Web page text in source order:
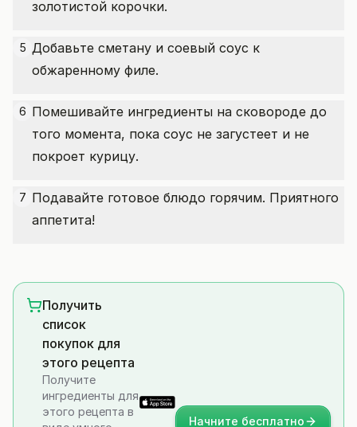
золотистой корочки.
5 Добавьте сметану и соевый соус к
обжаренному филе.
6 Помешивайте ингредиенты на сковороде до
того момента, пока соус не загустеет и не
покроет курицу.
7 Подавайте готовое блюдо горячим. Приятного
аппетита!
Получить
список
покупок для
этого рецепта
Получите
ингредиенты для
этого рецепта в
Начните бесплатно